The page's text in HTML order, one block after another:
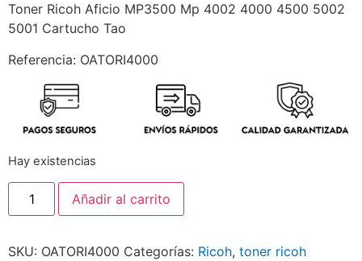
Toner Ricoh Aficio MP3500 Mp 4002 4000 4500 5002
5001 Cartucho Tao
Referencia: OATORI4000
Hay existencias
Añadir al carrito
SKU: OATORI4000 Categorías: Ricoh, toner ricoh